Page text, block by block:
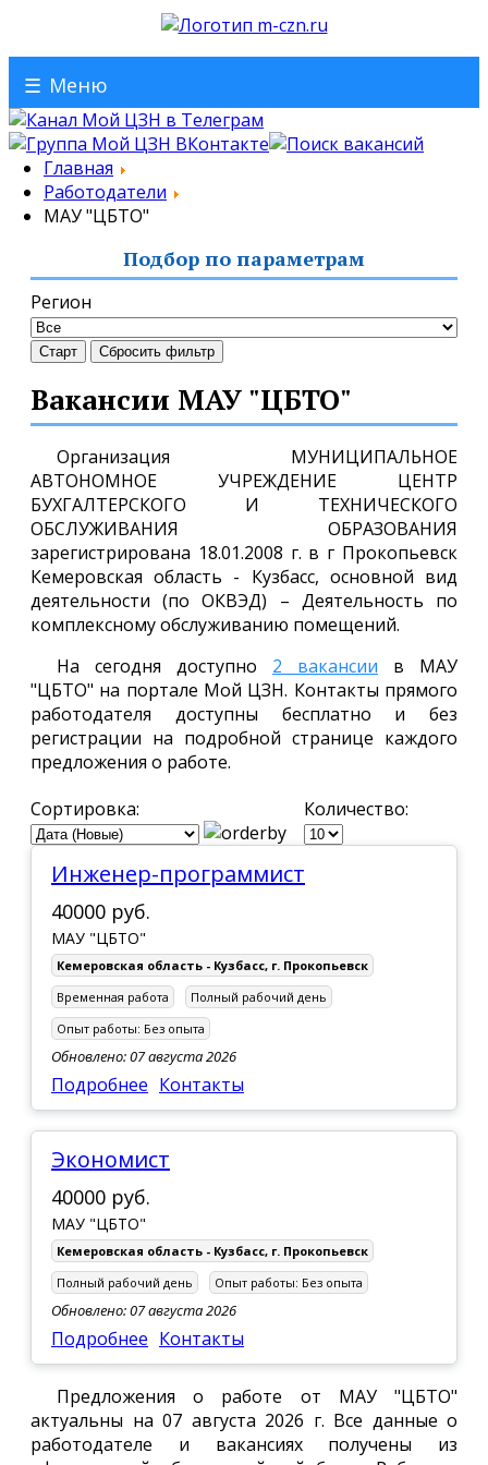
☰ Меню
Главная
Работодатели
МАУ "ЦБТО"
Подбор по параметрам
Регион
Старт Сбросить фильтр
Вакансии МАУ "ЦБТО"
Организация МУНИЦИПАЛЬНОЕ
АВТОНОМНОЕ УЧРЕЖДЕНИЕ ЦЕНТР
БУХГАЛТЕРСКОГО И ТЕХНИЧЕСКОГО
ОБСЛУЖИВАНИЯ ОБРАЗОВАНИЯ
зарегистрирована 18.01.2008 г. в г Прокопьевск
Кемеровская область - Кузбасс, основной вид
деятельности (по ОКВЭД) – Деятельность по
комплексному обслуживанию помещений.
На сегодня доступно 2 вакансии в МАУ
"ЦБТО" на портале Мой ЦЗН. Контакты прямого
работодателя доступны бесплатно и без
регистрации на подробной странице каждого
предложения о работе.
Сортировка:
Количество:
Инженер-программист
40000 руб.
МАУ "ЦБТО"
Кемеровская область - Кузбасс, г. Прокопьевск
Временная работа
Полный рабочий день
Опыт работы: Без опыта
Обновлено: 07 августа 2026
Подробнее Контакты
Экономист
40000 руб.
МАУ "ЦБТО"
Кемеровская область - Кузбасс, г. Прокопьевск
Полный рабочий день
Опыт работы: Без опыта
Обновлено: 07 августа 2026
Подробнее Контакты
Предложения о работе от МАУ "ЦБТО"
актуальны на 07 августа 2026 г. Все данные о
работодателе и вакансиях получены из